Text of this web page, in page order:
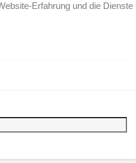
Erfahrung und die Dienste